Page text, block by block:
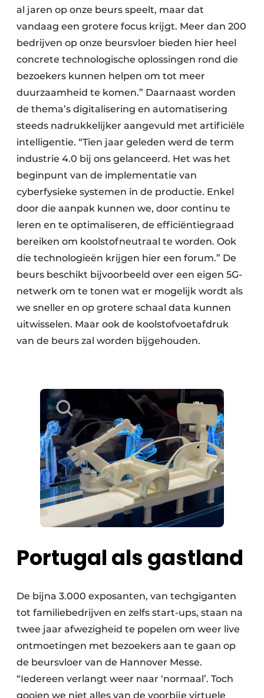
al jaren op onze beurs speelt, maar dat
vandaag een grotere focus krijgt. Meer dan 200
bedrijven op onze beursvloer bieden hier heel
concrete technologische oplossingen rond die
bezoekers kunnen helpen om tot meer
duurzaamheid te komen.” Daarnaast worden
de thema’s digitalisering en automatisering
steeds nadrukkelijker aangevuld met artificiële
intelligentie. “Tien jaar geleden werd de term
industrie 4.0 bij ons gelanceerd. Het was het
beginpunt van de implementatie van
cyberfysieke systemen in de productie. Enkel
door die aanpak kunnen we, door continu te
leren en te optimaliseren, de efficiëntiegraad
bereiken om koolstofneutraal te worden. Ook
die technologieën krijgen hier een forum.” De
beurs beschikt bijvoorbeeld over een eigen 5G-
netwerk om te tonen wat er mogelijk wordt als
we sneller en op grotere schaal data kunnen
uitwisselen. Maar ook de koolstofvoetafdruk
van de beurs zal worden bijgehouden.
Portugal als gastland
De bijna 3.000 exposanten, van techgiganten
tot familiebedrijven en zelfs start-ups, staan na
twee jaar afwezigheid te popelen om weer live
ontmoetingen met bezoekers aan te gaan op
de beursvloer van de Hannover Messe.
“Iedereen verlangt weer naar ‘normaal’. Toch
gooien we niet alles van de voorbije virtuele